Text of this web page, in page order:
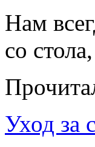
Нам
со
Уход за